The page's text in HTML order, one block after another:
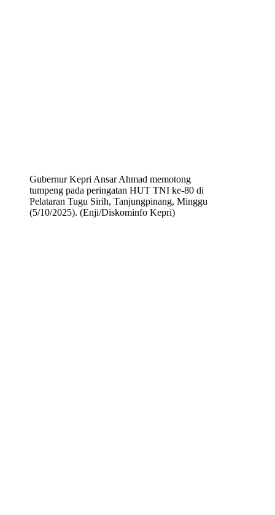
Gubernur Kepri Ansar Ahmad memotong
tumpeng pada peringatan HUT TNI ke-80 di
Pelataran Tugu Sirih, Tanjungpinang, Minggu
(5/10/2025). (Enji/Diskominfo Kepri)